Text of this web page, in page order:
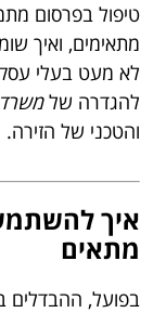
טיפול בפרסום
מתאימים, ואיך
לא מעט בעלי
להגדרה של
והטכני של הזירה.
איך
מתאים
בפועל, ההבדלים